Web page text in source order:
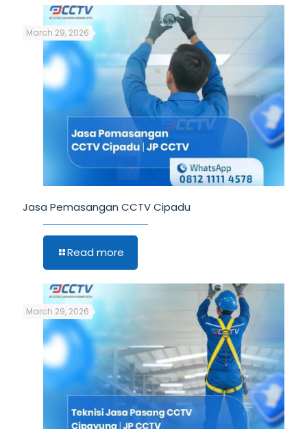
March 29, 2026
Jasa Pemasangan CCTV Cipadu
Read more
March 29, 2026